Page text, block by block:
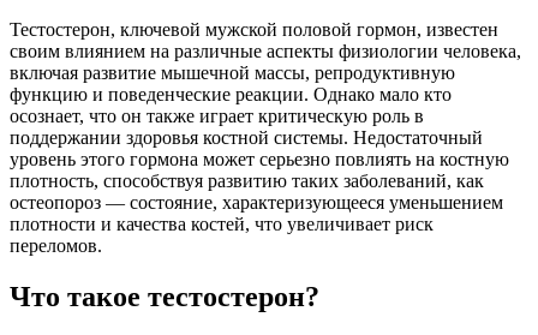
Тестостерон, ключевой мужской половой гормон, известен
своим влиянием на различные аспекты физиологии человека,
включая развитие мышечной массы, репродуктивную
функцию и поведенческие реакции. Однако мало кто
осознает, что он также играет критическую роль в
поддержании здоровья костной системы. Недостаточный
уровень этого гормона может серьезно повлиять на костную
плотность, способствуя развитию таких заболеваний, как
остеопороз — состояние, характеризующееся уменьшением
плотности и качества костей, что увеличивает риск
переломов.
Что такое тестостерон?